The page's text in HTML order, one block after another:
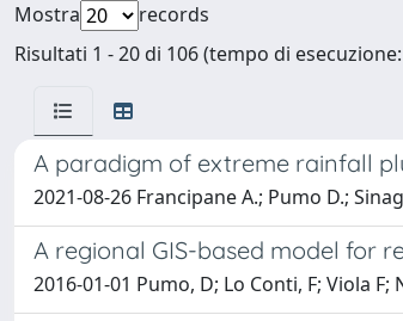
Mostra
records
Risultati 1 - 20 di 106 (tempo di
A paradigm of extreme rainfall
2021-08-26 Francipane A.; Pumo D.;
A regional GIS-based model for
2016-01-01 Pumo, D; Lo Conti, F; Viola F;